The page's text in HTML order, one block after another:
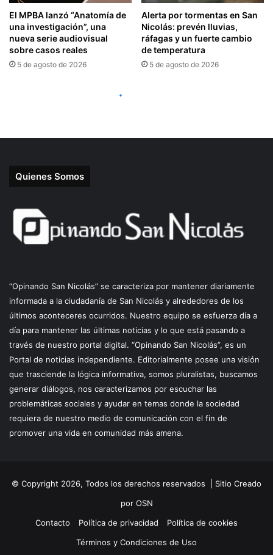
Quienes Somos
“Opinando San Nicolás” se caracteriza por mantener diariamente
informada a la ciudadanía de San Nicolás y alrededores de los
últimos aconteceres ocurridos. Nuestro equipo se esfuerza día a
día para mantener las últimas noticias y lo que está pasando a
través de nuestro portal digital. “Opinando San Nicolás”, es un
Portal de noticias independiente. Editorialmente posee una visión
que trasciende la lógica informativa, somos pluralistas, buscamos
generar diálogos, nos caracterizamos por escuchar las
problemáticas sociales y ayudar en temas donde la sociedad
requiera de nuestro medio de comunicación con el fin de
promover una vida en comunidad más amena.
© Copyright 2026, Todos los derechos reservados | Sitio Creado
por OSN
Contacto
Política de privacidad
Política de cookies
Términos y Condiciones de Uso